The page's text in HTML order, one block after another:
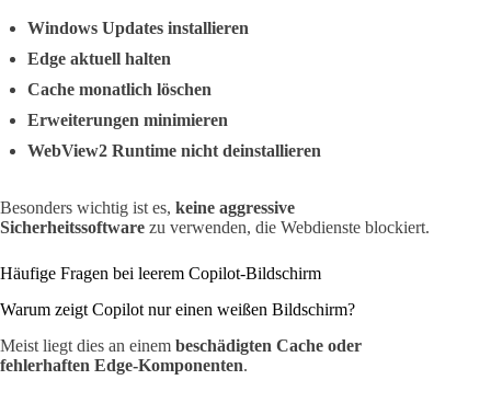
Windows Updates installieren
Edge aktuell halten
Cache monatlich löschen
Erweiterungen minimieren
WebView2 Runtime nicht deinstallieren
Besonders wichtig ist es, keine aggressive
Sicherheitssoftware zu verwenden, die Webdienste blockiert.
Häufige Fragen bei leerem Copilot-Bildschirm
Warum zeigt Copilot nur einen weißen Bildschirm?
Meist liegt dies an einem beschädigten Cache oder
fehlerhaften Edge-Komponenten.